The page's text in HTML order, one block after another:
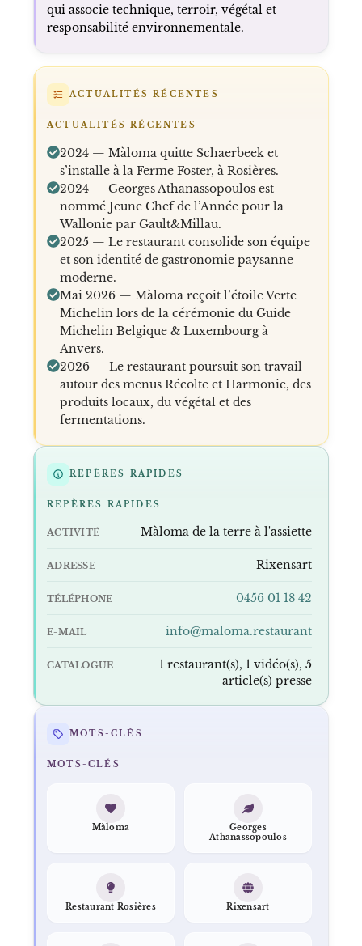
qui associe technique, terroir, végétal et
responsabilité environnementale.
ACTUALITÉS RÉCENTES
ACTUALITÉS RÉCENTES
2024 — Màloma quitte Schaerbeek et
s’installe à la Ferme Foster, à Rosières.
2024 — Georges Athanassopoulos est
nommé Jeune Chef de l’Année pour la
Wallonie par Gault&Millau.
2025 — Le restaurant consolide son équipe
et son identité de gastronomie paysanne
moderne.
Mai 2026 — Màloma reçoit l’étoile Verte
Michelin lors de la cérémonie du Guide
Michelin Belgique & Luxembourg à
Anvers.
2026 — Le restaurant poursuit son travail
autour des menus Récolte et Harmonie, des
produits locaux, du végétal et des
fermentations.
REPÈRES RAPIDES
REPÈRES RAPIDES
ACTIVITÉ Màloma de la terre à l'assiette
ADRESSE Rixensart
TÉLÉPHONE 0456 01 18 42
E-MAIL info@maloma.restaurant
CATALOGUE
1 restaurant(s), 1 vidéo(s), 5
article(s) presse
MOTS-CLÉS
MOTS-CLÉS
Màloma
Georges
Athanassopoulos
Restaurant Rosières Rixensart